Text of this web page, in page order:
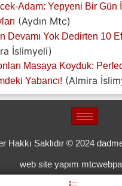
Adam: Yepyeni Bir Gün
(Aydın Mtc)
Devamı Yok Dedirten 10
İslimyeli)
Masaya Koyduk:
Yabancı! (Almira
Hakkı Saklıdır © 2024
web site yapım